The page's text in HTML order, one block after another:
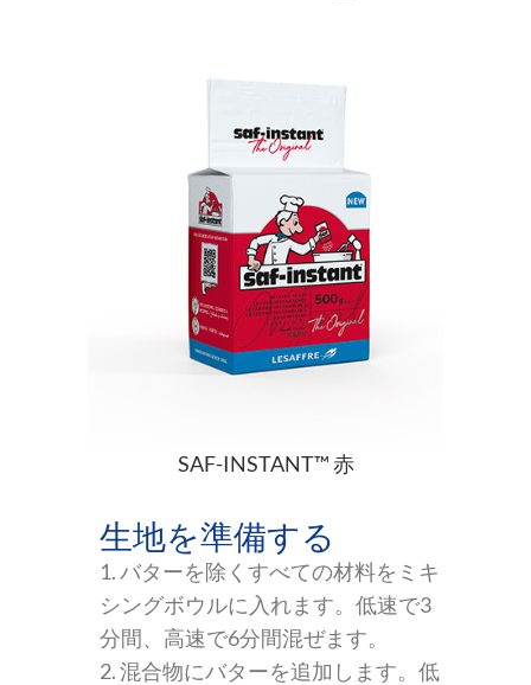
SAF-INSTANT™ 赤
生地を準備する
1. バターを除くすべての材料をミキ
シングボウルに入れます。低速で3
分間、高速で6分間混ぜます。
2. 混合物にバターを追加します。低